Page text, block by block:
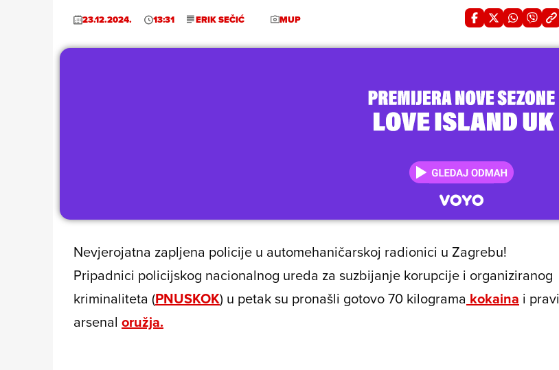
23.12.2024. 13:31 ERIK SEČIĆ MUP
Nevjerojatna zapljena policije u automehaničarskoj radionici u Zagrebu!
Pripadnici policijskog nacionalnog ureda za suzbijanje korupcije i organiziranog
kriminaliteta (PNUSKOK) u petak su pronašli gotovo 70 kilograma kokaina i pravi
arsenal oružja.